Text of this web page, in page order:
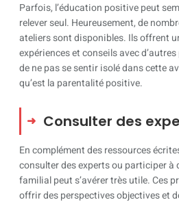
Parfois, l’éducation positive peut
relever seul. Heureusement, de
ateliers sont disponibles. Ils offrent
expériences et conseils avec
de ne pas se sentir isolé dans cette
qu’est la parentalité positive.
Consulter des
En complément des ressources
consulter des experts ou participer à
familial peut s’avérer très utile. Ces
offrir des perspectives objectives et